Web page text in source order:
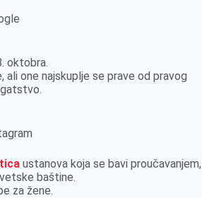
oktobra.
one najskuplje se prave od pravog
ustanova koja se bavi proučavanjem,
baštine.
za žene.